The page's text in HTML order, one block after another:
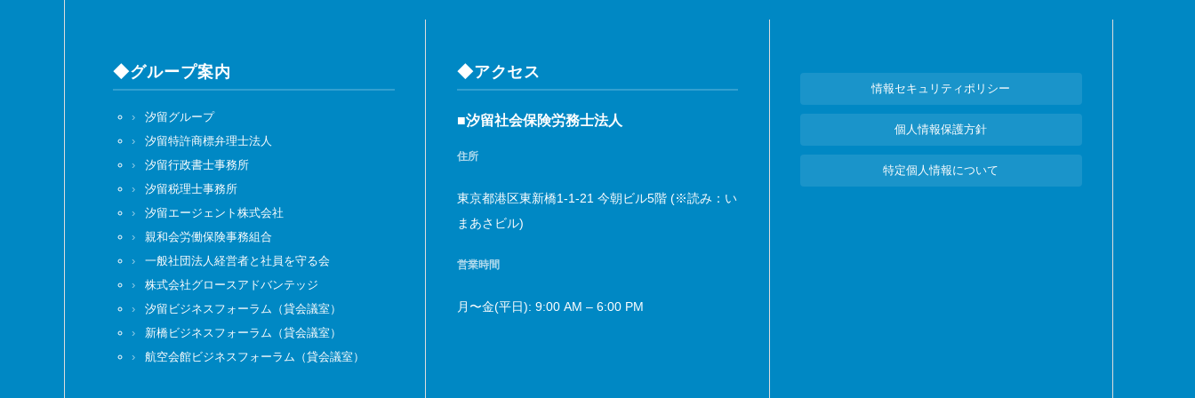
◆グループ案内
汐留グループ
汐留特許商標弁理士法人
汐留行政書士事務所
汐留税理士事務所
汐留エージェント株式会社
親和会労働保険事務組合
一般社団法人経営者と社員を守る会
株式会社グロースアドバンテッジ
汐留ビジネスフォーラム（貸会議室）
新橋ビジネスフォーラム（貸会議室）
航空会館ビジネスフォーラム（貸会議室）
◆アクセス
■汐留社会保険労務士法人
住所
東京都港区東新橋1-1-21 今朝ビル5階 (※読み：い
まあさビル)
営業時間
月〜金(平日): 9:00 AM – 6:00 PM
情報セキュリティポリシー
個人情報保護方針
特定個人情報について